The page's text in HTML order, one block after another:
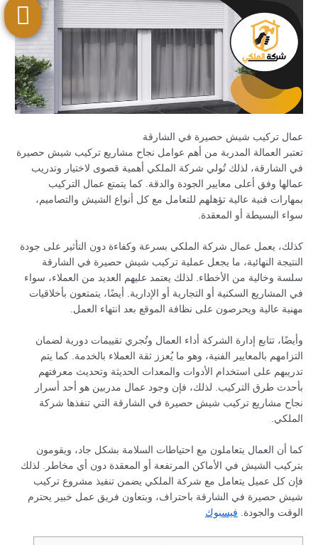
عمال تركيب شيش حصيرة في الشارقة
تعتبر العمالة المدربة من أهم عوامل نجاح مشاريع تركيب شيش حصيرة
في الشارقة، لذلك تُولي شركة الملكي أهمية قصوى لاختيار وتدريب
عمالها وفق أعلى معايير الجودة والدقة. كما يتمتع عمال التركيب
بمهارات فنية عالية تؤهلهم للتعامل مع كل أنواع الشيش والتصاميم،
سواء البسيطة أو المعقدة.
كذلك، يعمل عمال شركة الملكي بسرعة وكفاءة دون التأثير على جودة
النتيجة النهائية، ما يجعل عملية تركيب شيش حصيرة في الشارقة
سلسة وخالية من الأخطاء. لذلك يعتمد عليهم العديد من العملاء، سواء
في المشاريع السكنية أو التجارية أو الإدارية. أيضًا، يتمتعون بأخلاقيات
مهنية عالية ويحرصون على نظافة الموقع بعد انتهاء العمل.
وأيضًا، تتابع إدارة الشركة أداء العمال وتُجري تقييمات دورية لضمان
التزامهم بالمعايير الفنية، وهو ما يُعزز ثقة العملاء بالخدمة. كما يتم
تدريبهم على استخدام الأدوات والمعدات الحديثة وتحديث معرفتهم
بأحدث طرق التركيب. لذلك، فإن وجود عمال مدربين هو أحد أسرار
نجاح مشاريع تركيب شيش حصيرة في الشارقة التي تنفذها شركة
الملكي.
كما أن العمال يتعاملون مع احتياطات السلامة بشكل جاد، ويقومون
بتركيب الشيش في الأماكن المرتفعة أو المعقدة دون أي مخاطر. لذلك
فإن كل عميل يتعامل مع شركة الملكي يضمن تنفيذ مشروع تركيب
شيش حصيرة في الشارقة باحتراف، وبتعاون فريق عمل خبير يحترم
الوقت والجودة. فيسبوك